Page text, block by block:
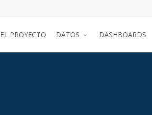
EL PROYECTO DATOS DASHBOARDS